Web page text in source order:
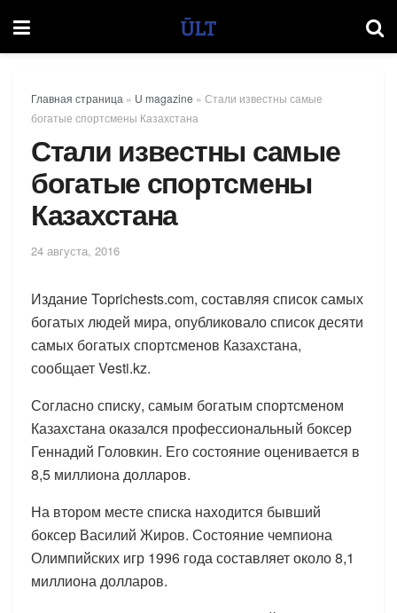
Главная страница » U magazine » Стали известны самые
богатые спортсмены Казахстана
Стали известны самые
богатые спортсмены
Казахстана
24 августа, 2016
Издание Toprichests.com, составляя список самых
богатых людей мира, опубликовало список десяти
самых богатых спортсменов Казахстана,
сообщает Vesti.kz.
Согласно списку, самым богатым спортсменом
Казахстана оказался профессиональный боксер
Геннадий Головкин. Его состояние оценивается в
8,5 миллиона долларов.
На втором месте списка находится бывший
боксер Василий Жиров. Состояние чемпиона
Олимпийских игр 1996 года составляет около 8,1
миллиона долларов.